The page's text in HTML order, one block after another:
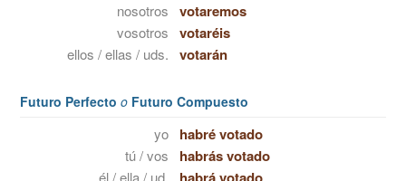
nosotros votaremos
vosotros votaréis
ellos / ellas / uds. votarán
Futuro Perfecto o Futuro Compuesto
yo habré votado
tú / vos habrás votado
él / ella / ud.